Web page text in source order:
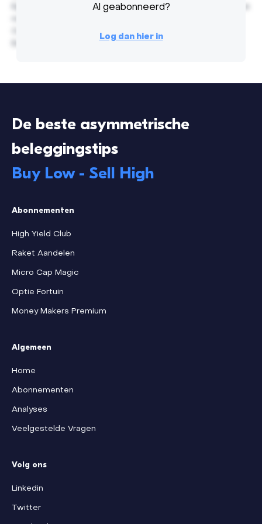
Egestas nunc pellentesque turpis vitae, interdum penatibus
Est vitae nec eleifend risus ultricies risus, massa.
Al geabonneerd?
Log dan hier in
De beste asymmetrische
beleggingstips
Buy Low - Sell High
Abonnementen
High Yield Club
Raket Aandelen
Micro Cap Magic
Optie Fortuin
Money Makers Premium
Algemeen
Home
Abonnementen
Analyses
Veelgestelde Vragen
Volg ons
Linkedin
Twitter